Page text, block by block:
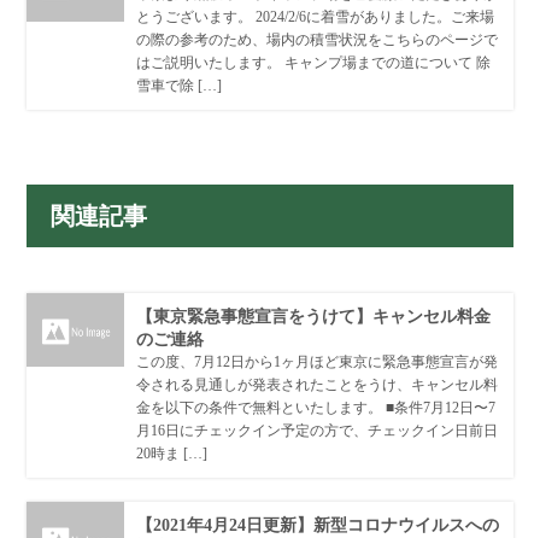
とうございます。 2024/2/6に着雪がありました。ご来場
の際の参考のため、場内の積雪状況をこちらのページで
はご説明いたします。 キャンプ場までの道について 除
雪車で除 […]
関連記事
【東京緊急事態宣言をうけて】キャンセル料金
のご連絡
この度、7月12日から1ヶ月ほど東京に緊急事態宣言が発
令される見通しが発表されたことをうけ、キャンセル料
金を以下の条件で無料といたします。 ■条件7月12日〜7
月16日にチェックイン予定の方で、チェックイン日前日
20時ま […]
【2021年4月24日更新】新型コロナウイルスへの